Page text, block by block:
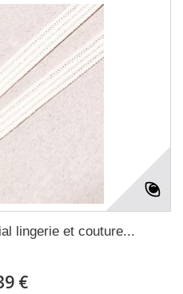
lingerie et couture...
€